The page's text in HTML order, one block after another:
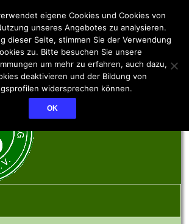
90 Schwedt
eigene Cookies und Cookies von
unseres Angebotes zu analysieren.
dieser Seite, stimmen Sie der Verwendung
zu. Bitte besuchen Sie unsere
um mehr zu erfahren, auch dazu,
deaktivieren und der Bildung von
widersprechen können.
OK